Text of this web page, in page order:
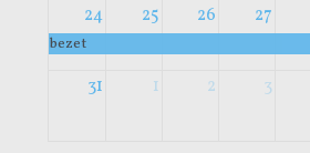
24 25 26 27
bezet
31 1 2 3